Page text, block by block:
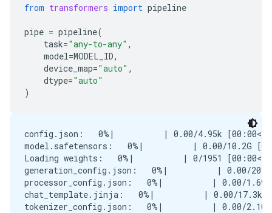
from transformers import pipeline
pipe = pipeline(
task="any-to-any" ,
model=MODEL_ID,
device_map="auto" ,
dtype="auto"
)
config.json:   0%|          | 0.00/4.95k
model.safetensors:   0%|          | 0.00/10.2G
Loading weights:   0%|          | 0/1951
generation_config.json:   0%|          | 0.00/208
processor_config.json:   0%|          | 0.00/1.69k
chat_template.jinja:   0%|          | 0.00/17.3k
tokenizer_config.json:   0%|          | 0.00/2.10k